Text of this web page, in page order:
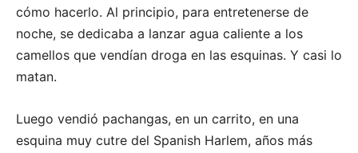
cómo hacerlo. Al principio, para entretenerse de
noche, se dedicaba a lanzar agua caliente a los
camellos que vendían droga en las esquinas. Y casi lo
matan.
Luego vendió pachangas, en un carrito, en una
esquina muy cutre del Spanish Harlem, años más